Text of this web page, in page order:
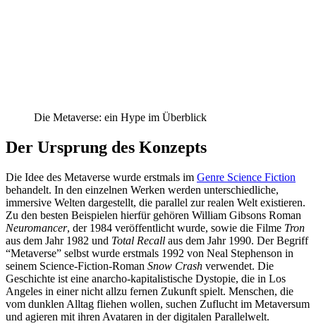
Die Metaverse: ein Hype im Überblick
Der Ursprung des Konzepts
Die Idee des Metaverse wurde erstmals im Genre Science Fiction
behandelt. In den einzelnen Werken werden unterschiedliche,
immersive Welten dargestellt, die parallel zur realen Welt existieren.
Zu den besten Beispielen hierfür gehören William Gibsons Roman
Neuromancer, der 1984 veröffentlicht wurde, sowie die Filme Tron
aus dem Jahr 1982 und Total Recall aus dem Jahr 1990. Der Begriff
“Metaverse” selbst wurde erstmals 1992 von Neal Stephenson in
seinem Science-Fiction-Roman Snow Crash verwendet. Die
Geschichte ist eine anarcho-kapitalistische Dystopie, die in Los
Angeles in einer nicht allzu fernen Zukunft spielt. Menschen, die
vom dunklen Alltag fliehen wollen, suchen Zuflucht im Metaversum
und agieren mit ihren Avataren in der digitalen Parallelwelt.